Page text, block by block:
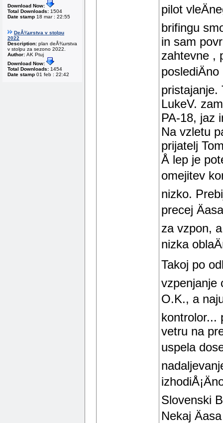
Download Now:
Total Downloads: 1504
Date stamp 18 mar : 22:55
DeÅ¾urstva v stolpu
2022
Description: plan deÅ¾urstva
v stolpu za sezono 2022.
Author: AK Ptuj
Download Now:
Total Downloads: 1454
Date stamp 01 feb : 22:42
pilot
brifingu
in sam
zahtevne ,
pristajanje.
LukeV.
PA-18, jaz
Na vzletu
prijatelj
Å lep je
omejitev
nizko.
precej
za vzpon,
nizka
Takoj po
vzpenjanje
O.K., a
kontrolor...
vetru na
uspela
Slovenski
Nekaj